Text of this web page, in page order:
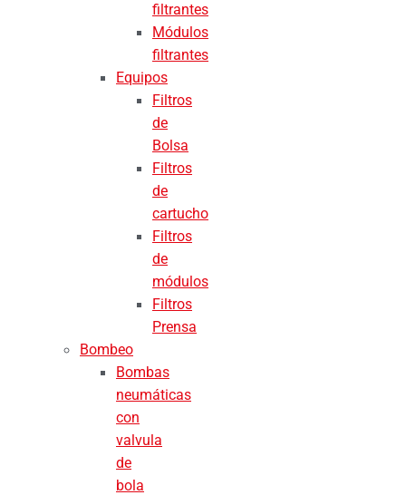
filtrantes
Módulos
filtrantes
Equipos
Filtros
de
Bolsa
Filtros
de
cartucho
Filtros
de
módulos
Filtros
Prensa
Bombeo
Bombas
neumáticas
con
valvula
de
bola